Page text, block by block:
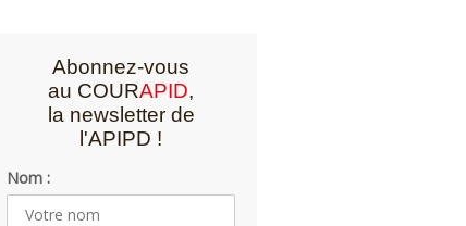
Abonnez-vous
au COURAPID,
la newsletter de
l'APIPD !
Nom :